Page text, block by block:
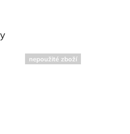
nepoužité zboží